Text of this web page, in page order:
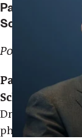
Patrick
Schreiner
Patrick
Schreiner,
Dr.
phil.,